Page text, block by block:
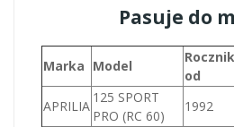
Pasuje do
Marka Model
Rocznik
od
APRILIA
125 SPORT
PRO (RC 60)
1992